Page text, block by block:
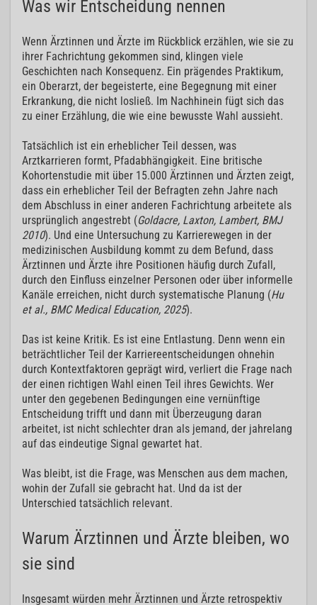
Was wir Entscheidung nennen
Wenn Ärztinnen und Ärzte im Rückblick erzählen, wie sie zu
ihrer Fachrichtung gekommen sind, klingen viele
Geschichten nach Konsequenz. Ein prägendes Praktikum,
ein Oberarzt, der begeisterte, eine Begegnung mit einer
Erkrankung, die nicht losließ. Im Nachhinein fügt sich das
zu einer Erzählung, die wie eine bewusste Wahl aussieht.
Tatsächlich ist ein erheblicher Teil dessen, was
Arztkarrieren formt, Pfadabhängigkeit. Eine britische
Kohortenstudie mit über 15.000 Ärztinnen und Ärzten zeigt,
dass ein erheblicher Teil der Befragten zehn Jahre nach
dem Abschluss in einer anderen Fachrichtung arbeitete als
ursprünglich angestrebt (Goldacre, Laxton, Lambert, BMJ
2010). Und eine Untersuchung zu Karrierewegen in der
medizinischen Ausbildung kommt zu dem Befund, dass
Ärztinnen und Ärzte ihre Positionen häufig durch Zufall,
durch den Einfluss einzelner Personen oder über informelle
Kanäle erreichen, nicht durch systematische Planung (Hu
et al., BMC Medical Education, 2025).
Das ist keine Kritik. Es ist eine Entlastung. Denn wenn ein
beträchtlicher Teil der Karriereentscheidungen ohnehin
durch Kontextfaktoren geprägt wird, verliert die Frage nach
der einen richtigen Wahl einen Teil ihres Gewichts. Wer
unter den gegebenen Bedingungen eine vernünftige
Entscheidung trifft und dann mit Überzeugung daran
arbeitet, ist nicht schlechter dran als jemand, der jahrelang
auf das eindeutige Signal gewartet hat.
Was bleibt, ist die Frage, was Menschen aus dem machen,
wohin der Zufall sie gebracht hat. Und da ist der
Unterschied tatsächlich relevant.
Warum Ärztinnen und Ärzte bleiben, wo
sie sind
Insgesamt würden mehr Ärztinnen und Ärzte retrospektiv